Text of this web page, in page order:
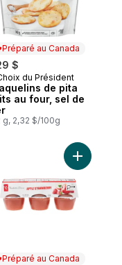
Préparé au Canada
$
au Canada
du Président
de pita
au four, sel de
g, 2,32 $/100g
originales au panier
Préparé au Canada
Ajouter